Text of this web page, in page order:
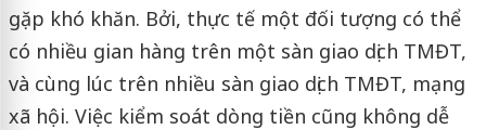
gặp khó khăn. Bởi, thực tế một đối tượng có thể
có nhiều gian hàng trên một sàn giao dịch TMĐT,
và cùng lúc trên nhiều sàn giao dịch TMĐT, mạng
xã hội. Việc kiểm soát dòng tiền cũng không dễ